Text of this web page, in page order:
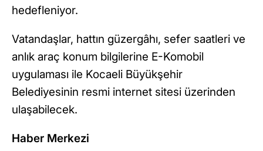
hedefleniyor.
Vatandaşlar, hattın güzergâhı, sefer saatleri ve
anlık araç konum bilgilerine E-Komobil
uygulaması ile Kocaeli Büyükşehir
Belediyesinin resmi internet sitesi üzerinden
ulaşabilecek.
Haber Merkezi